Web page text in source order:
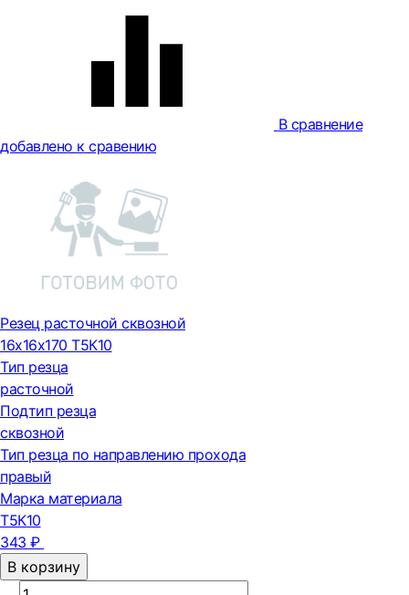
В сравнение
добавлено к сравению
Резец расточной сквозной
16х16х170 Т5К10
Тип резца
расточной
Подтип резца
сквозной
Тип резца по направлению прохода
правый
Марка материала
Т5К10
343 ₽
В корзину